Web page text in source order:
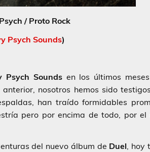
/ Proto Rock
Psych Sounds)
Psych Soundsen los últimos
nosotros hemos sido
han traído formidables
pero por encima de todo, por el
del nuevo álbum de Duel, hoy